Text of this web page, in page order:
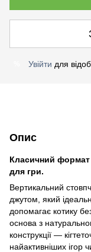
Увійти для
Опис
Класичний формат
для гри.
Вертикальний
джутом, який
допомагає котику
основа з
конструкції —
найактивніших ігор